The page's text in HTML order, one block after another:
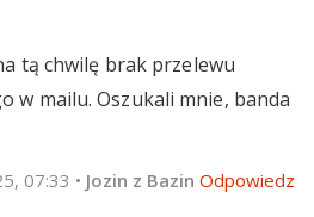
tą chwilę brak przelewu
w mailu. Oszukali mnie, banda
07:33 • Jozin z Bazin Odpowiedz